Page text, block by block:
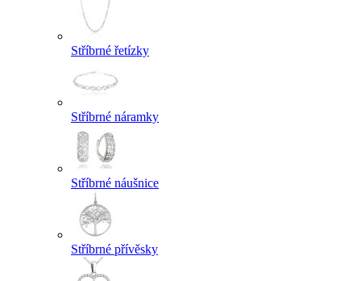
Stříbrné řetízky
Stříbrné náramky
Stříbrné náušnice
Stříbrné přívěsky